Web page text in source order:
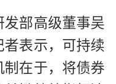
部高级董事吴
表示，可持续
在于，将债券